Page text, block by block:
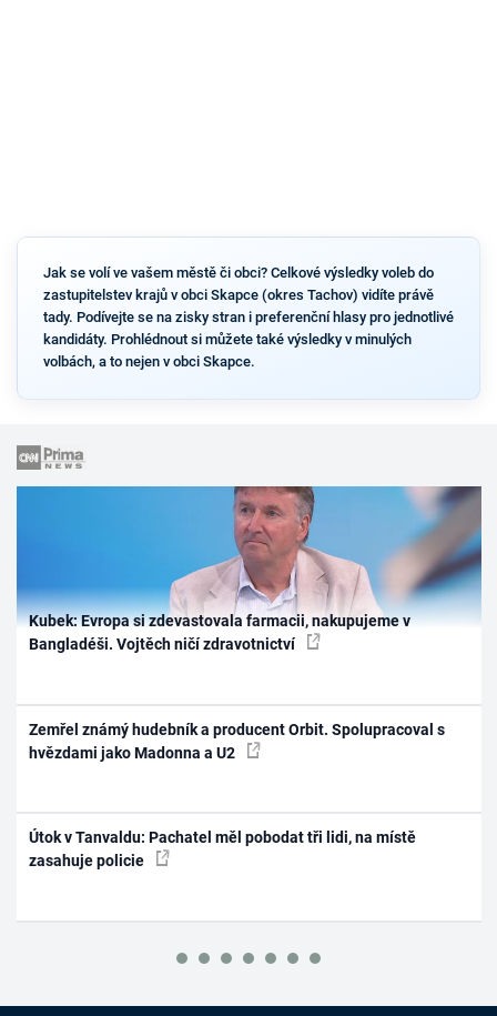
Jak se volí ve vašem městě či obci? Celkové výsledky voleb do
zastupitelstev krajů v obci Skapce (okres Tachov) vidíte právě
tady. Podívejte se na zisky stran i preferenční hlasy pro jednotlivé
kandidáty. Prohlédnout si můžete také výsledky v minulých
volbách, a to nejen v obci Skapce.
Kubek: Evropa si zdevastovala farmacii, nakupujeme v
Bangladéši. Vojtěch ničí zdravotnictví
Zemřel známý hudebník a producent Orbit. Spolupracoval s
hvězdami jako Madonna a U2
Útok v Tanvaldu: Pachatel měl pobodat tři lidi, na místě
zasahuje policie